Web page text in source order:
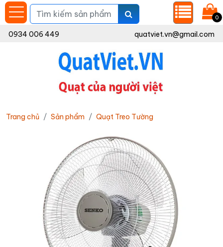
0
0934 006 449 quatviet.vn@gmail.com
Trang chủ Sản phẩm Quạt Treo Tường